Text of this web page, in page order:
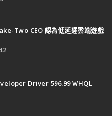
Two CEO 認為低延遲雲端遊戲
Driver 596.99 WHQL